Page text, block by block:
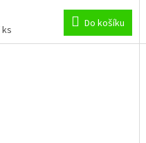
Do košíku